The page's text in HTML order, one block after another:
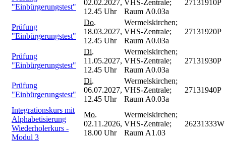
"Einbürgerungstest"
02.02.2027,
12.45 Uhr
VHS-Zentrale;
Raum A0.03a
27131910P
Prüfung
"Einbürgerungstest"
Do.
18.03.2027,
12.45 Uhr
Wermelskirchen;
VHS-Zentrale;
Raum A0.03a
27131920P
Prüfung
"Einbürgerungstest"
Di.
11.05.2027,
12.45 Uhr
Wermelskirchen;
VHS-Zentrale;
Raum A0.03a
27131930P
Prüfung
"Einbürgerungstest"
Di.
06.07.2027,
12.45 Uhr
Wermelskirchen;
VHS-Zentrale;
Raum A0.03a
27131940P
Integrationskurs mit
Alphabetisierung
Wiederholerkurs -
Modul 3
Mo.
02.11.2026,
18.00 Uhr
Wermelskirchen;
VHS-Zentrale;
Raum A1.03
26231333W